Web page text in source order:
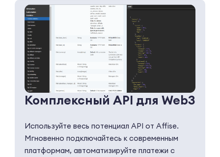
Комплексный API для Web3
Используйте весь потенциал API от Affise.
Мгновенно подключайтесь к современным
платформам, автоматизируйте платежи с